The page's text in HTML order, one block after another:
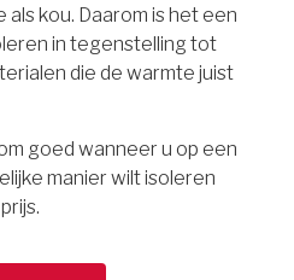
kou. Daarom is het een
in tegenstelling tot
die de warmte juist
goed wanneer u op een
manier wilt isoleren